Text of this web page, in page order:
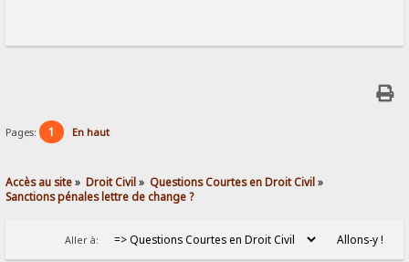
Pages: 1 En haut
Accès au site» Droit Civil» Questions Courtes en Droit Civil»
Sanctions pénales lettre de change ?
Aller à: